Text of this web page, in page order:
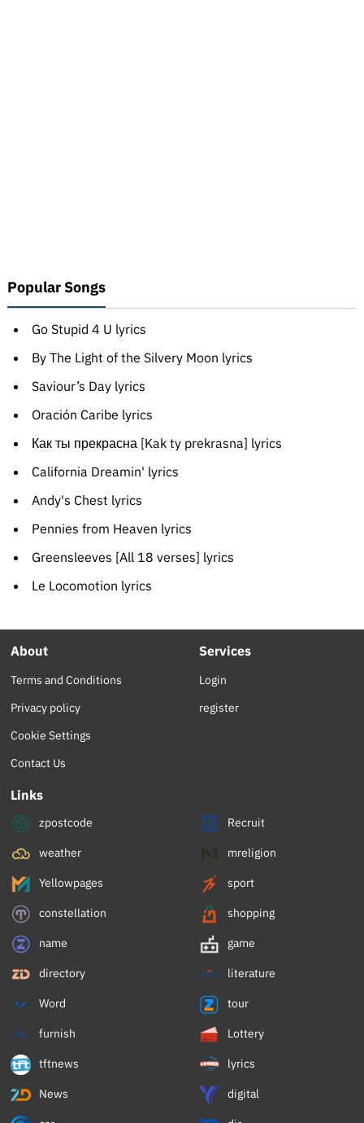
Popular Songs
Go Stupid 4 U lyrics
By The Light of the Silvery Moon lyrics
Saviour’s Day lyrics
Oración Caribe lyrics
Как ты прекрасна [Kak ty prekrasna] lyrics
California Dreamin' lyrics
Andy's Chest lyrics
Pennies from Heaven lyrics
Greensleeves [All 18 verses] lyrics
Le Locomotion lyrics
About
Terms and Conditions
Privacy policy
Cookie Settings
Contact Us
Services
Login
register
Links
zpostcode Recruit
weather mreligion
Yellowpages sport
constellation shopping
name game
directory literature
Word tour
furnish Lottery
tftnews lyrics
News digital